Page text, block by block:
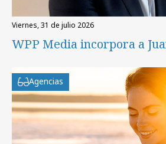
viernes, 31 de julio 2026
WPP Media incorpora a
Agencias